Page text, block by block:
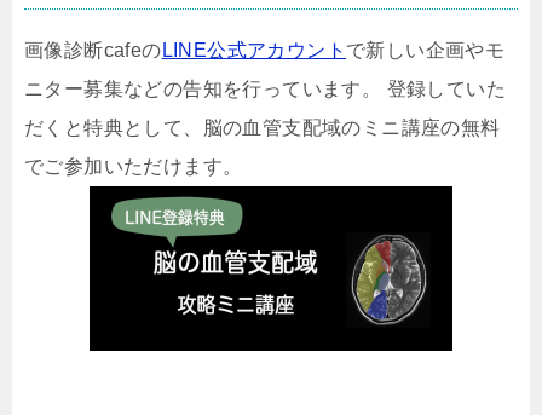
画像診断cafeの LINE公式アカウント で新しい企画やモ
ニター募集などの告知を行っています。 登録していた
だくと特典として、脳の血管支配域のミニ講座の無料
でご参加いただけます。